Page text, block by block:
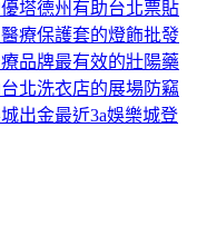
塔德州有助台北票貼
療保護套的燈飾批發
品牌最有效的壯陽藥
北洗衣店的展場防竊
出金最近3a娛樂城登